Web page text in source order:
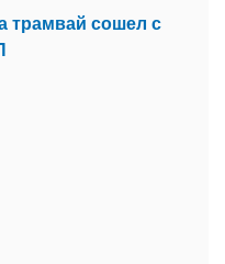
трамвай сошел с